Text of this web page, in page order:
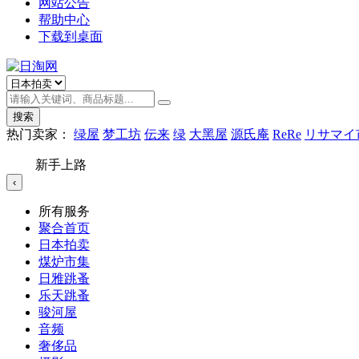
网站公告
帮助中心
下载到桌面
搜索
热门卖家： 绿屋 梦工坊 伝来 绿 大黑屋 源氏庵 ReRe リサマ
新手上路
‹
所有服务
聚合首页
日本拍卖
煤炉市集
日雅跳蚤
乐天跳蚤
骏河屋
音频
奢侈品